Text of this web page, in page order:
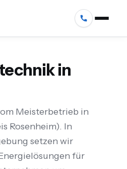
in
Meisterbetrieb in
Rosenheim). In
setzen wir
für